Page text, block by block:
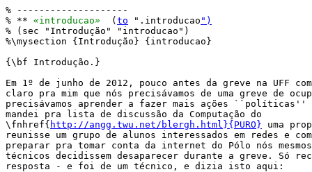
% --------------------
% ** «introducao»
  (
to ".introducao ")
% (sec "Introdução" "introducao")
%\mysection {Introdução} {introducao}
{\bf Introdução.}
Em 1º de junho de 2012, pouco antes da greve na UFF
claro pra mim que nós precisávamos de uma greve de
precisávamos aprender a fazer mais ações
mandei pra lista de discussão da Computação do
\fnhref{ http://angg.twu.net/blergh.html}{PURO} uma
reunisse um grupo de alunos interessados em redes e
preparar pra tomar conta da internet do Pólo nós
técnicos decidissem desaparecer durante a greve. Só
resposta - e foi de um técnico, e dizia isto aqui: